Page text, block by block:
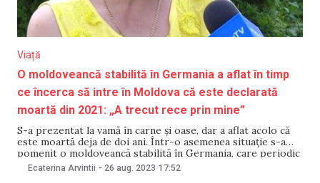
Viață
O moldoveancă stabilită în Germania a aflat în timp
ce încerca să intre în Moldova că este declarată
moartă din 2021: „A trecut rece prin mine”
S-a prezentat la vamă în carne și oase, dar a aflat acolo că
este moartă deja de doi ani. Într-o asemenea situație s-a
pomenit o moldoveancă stabilită în Germania, care periodic
revine în Republica Moldova. De această dată nu a fost
lăsata să intre în țară pe motiv că în
Ecaterina Arvintii - 26 aug. 2023 17:52